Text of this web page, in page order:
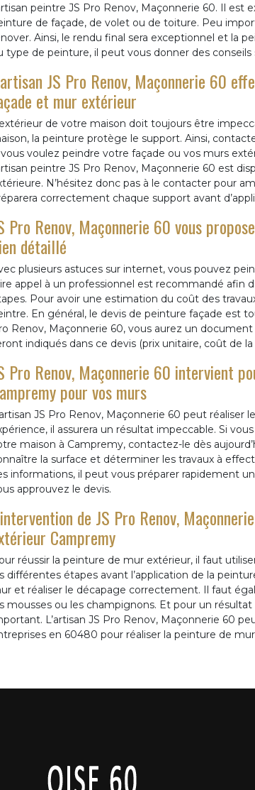
peintre JS Pro Renov, Maçonnerie 60. Il est
de façade, de volet ou de toiture. Peu
Ainsi, le rendu final sera exceptionnel et la
type de peinture, il peut vous donner des
JS Pro Renov, Maçonnerie 60
et mur extérieur
de votre maison doit toujours être
la peinture protège le support. Ainsi,
voulez peindre votre façade ou vos murs
peintre JS Pro Renov, Maçonnerie 60 est
N’hésitez donc pas à le contacter pour
correctement chaque support avant
Pro Renov, Maçonnerie 60 vous
détaillé
plusieurs astuces sur internet, vous pouvez
appel à un professionnel est recommandé afin
Pour avoir une estimation du coût des
En général, le devis de peinture façade est
Renov, Maçonnerie 60, vous aurez un
indiqués dans ce devis (prix unitaire, coût de
Pro Renov, Maçonnerie 60 intervient
pour vos murs
JS Pro Renov, Maçonnerie 60 peut réaliser
il assurera un résultat impeccable. Si
maison à Campremy, contactez-le dès
la surface et déterminer les travaux à
informations, il peut vous préparer rapidement
approuvez le devis.
de JS Pro Renov,
Campremy
réussir la peinture de mur extérieur, il faut
différentes étapes avant l’application de la
et réaliser le décapage correctement. Il faut
mousses ou les champignons. Et pour un
L’artisan JS Pro Renov, Maçonnerie 60
en 60480 pour réaliser la peinture de